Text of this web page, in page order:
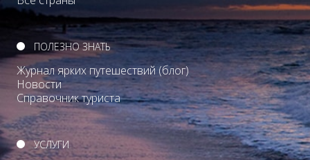
ПОЛЕЗНО ЗНАТЬ
Журнал ярких путешествий (блог)
Новости
Справочник туриста
УСЛУГИ